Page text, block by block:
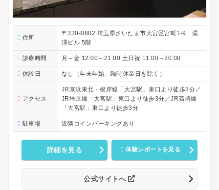
住所
〒330-0802 埼玉県さいたま市大宮区宮町1-9 湯
澤ビル 5階
診療時間 月～金 12:00～21:00 土日祝 11:00～20:00
休診日 なし（年末年始、臨時休業日を除く）
アクセス
JR京浜東北・根岸線「大宮駅」東口より徒歩3分／
JR埼京線「大宮駅」東口より徒歩3分／JR高崎線
「大宮駅」東口より徒歩3分
駐車場 近隣コインパーキングあり
詳細を見る 体験レポートを見る
公式サイトへ